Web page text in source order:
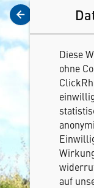
Diese
ohne
auf
Vorlesen